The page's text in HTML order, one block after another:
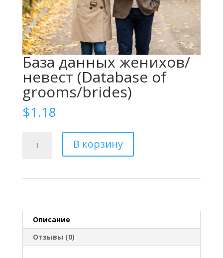
База данных женихов/
невест (Database of
grooms/brides)
$1.18
товара
grooms/brides)
В корзину
Описание
Отзывы (0)